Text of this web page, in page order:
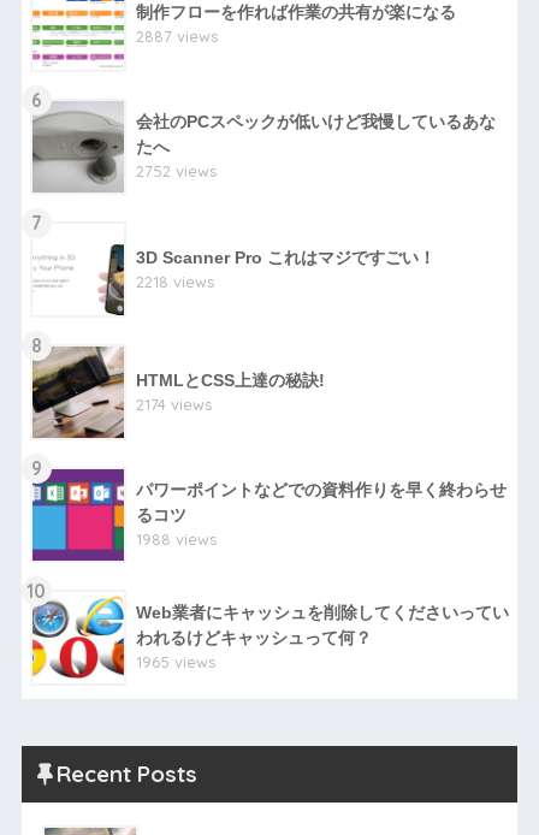
制作フローを作れば作業の共有が楽になる
2887 views
6
会社のPCスペックが低いけど我慢しているあな
たへ
2752 views
7
3D Scanner Pro これはマジですごい！
2218 views
8
HTMLとCSS上達の秘訣!
2174 views
9
パワーポイントなどでの資料作りを早く終わらせ
るコツ
1988 views
10
Web業者にキャッシュを削除してくださいってい
われるけどキャッシュって何？
1965 views
Recent Posts